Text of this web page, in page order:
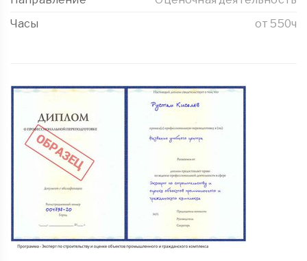
Часы
от 550ч